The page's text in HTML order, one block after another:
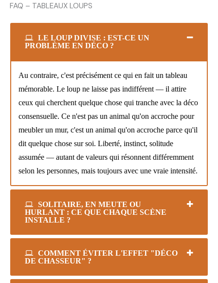
FAQ – TABLEAUX LOUPS
LE LOUP DIVISE : EST-CE UN
PROBLÈME EN DÉCO ?
Au contraire, c'est précisément ce qui en fait un tableau
mémorable. Le loup ne laisse pas indifférent — il attire
ceux qui cherchent quelque chose qui tranche avec la déco
consensuelle. Ce n'est pas un animal qu'on accroche pour
meubler un mur, c'est un animal qu'on accroche parce qu'il
dit quelque chose sur soi. Liberté, instinct, solitude
assumée — autant de valeurs qui résonnent différemment
selon les personnes, mais toujours avec une vraie intensité.
SOLITAIRE, EN MEUTE OU
HURLANT : CE QUE CHAQUE SCÈNE
INSTALLE ?
COMMENT ÉVITER L'EFFET "DÉCO
DE CHASSEUR" ?